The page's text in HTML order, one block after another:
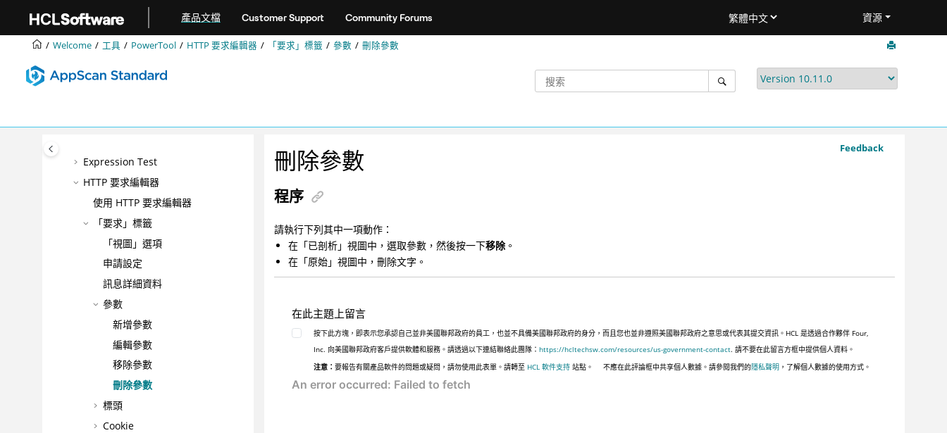
產品文檔 Customer Support Community Forums 資源
Welcome 工具 PowerTool HTTP 要求編輯器 「要求」標籤 參數 刪除參數
「選項」對話框
掃描排程器
PowerTool
Expression Test
HTTP 要求編輯器
使用 HTTP 要求編輯器
「要求」標籤
「視圖」選項
申請設定
訊息詳細資料
參數
新增參數
編輯參數
移除參數
刪除參數
標頭
Cookie
Feedback
刪除參數
程序
請執行下列其中一項動作：
在「已剖析」視圖中，選取參數，然後按一下移除。
在「原始」視圖中，刪除文字。
在此主題上留言
按下此方塊，即表示您承認自己並非美國聯邦政府的員工，也並不具備美國聯邦政府的身分，而且您也並非遵照美國聯邦政府之意思或代表其提交資訊。HCL 是透過合作夥伴 Four,
Inc. 向美國聯邦政府客戶提供軟體和服務。請透過以下連結聯絡此團隊：https://hcltechsw.com/resources/us-government-contact. 請不要在此留言方框中提供個人資料。
注意：要報告有關產品軟件的問題或疑問，請勿使用此表單。請轉至 HCL 軟件支持 站點。 不應在此評論框中共享個人數據。請參閱我們的隱私聲明 ，了解個人數據的使用方式。